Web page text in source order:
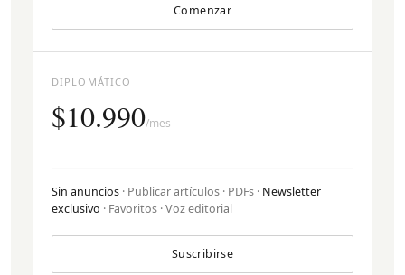
Comenzar
DIPLOMÁTICO
$10.990/mes
Sin anuncios · Publicar artículos · PDFs · Newsletter
exclusivo · Favoritos · Voz editorial
Suscribirse